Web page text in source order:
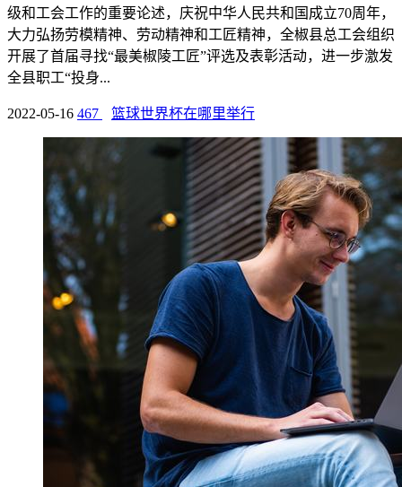
级和工会工作的重要论述，庆祝中华人民共和国成立70周年，
大力弘扬劳模精神、劳动精神和工匠精神，全椒县总工会组织
开展了首届寻找“最美椒陵工匠”评选及表彰活动，进一步激发
全县职工“投身...
2022-05-16 467 篮球世界杯在哪里举行